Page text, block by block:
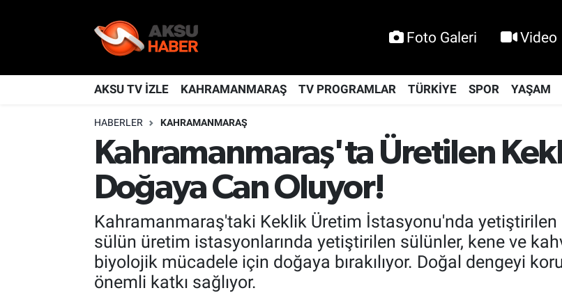
Foto Galeri Video
AKSU TV İZLE KAHRAMANMARAŞ TV PROGRAMLAR TÜRKİYE SPOR YAŞAM
HABERLER KAHRAMANMARAŞ
Kahramanmaraş'ta Üretilen
Doğaya Can Oluyor!
Kahramanmaraş'taki Keklik Üretim İstasyonu'nda
sülün üretim istasyonlarında yetiştirilen sülünler, kene ve
biyolojik mücadele için doğaya bırakılıyor. Doğal dengeyi
önemli katkı sağlıyor.
KAHRAMANMARAŞ
Nöbetçi Eczaneler
Hava Durumu
Kahramanmaraş Namaz Vakitleri
Trafik Durumu
TFF 2.Lig Kırmızı Grup Puan Durumu ve Fikstür
Tüm Manşetler
Son Dakika Haberleri